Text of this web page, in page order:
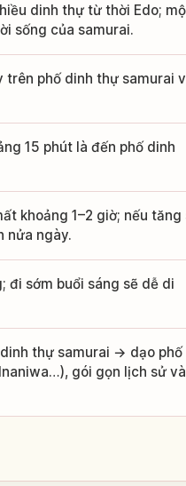
dinh thự từ thời Edo;
sống của samurai.
trên phố dinh thự samurai
15 phút là đến phố dinh
khoảng 1–2 giờ; nếu tăng
nửa ngày.
đi sớm buổi sáng sẽ dễ di
thự samurai → dạo
gói gọn lịch sử và